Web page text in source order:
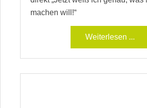
machen will!“
Weiterlesen ...